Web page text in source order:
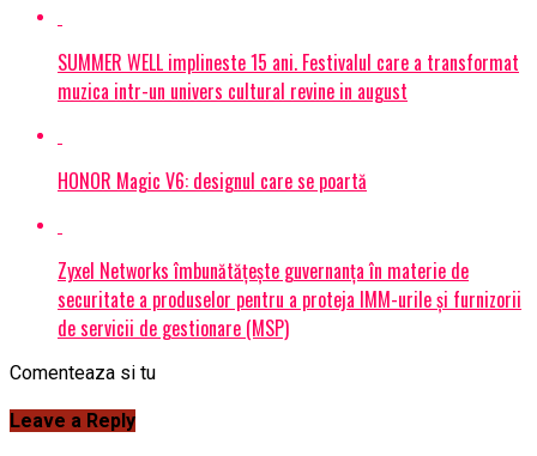
SUMMER WELL implineste 15 ani. Festivalul care a transformat
muzica intr-un univers cultural revine in august
HONOR Magic V6: designul care se poartă
Zyxel Networks îmbunătățește guvernanța în materie de
securitate a produselor pentru a proteja IMM-urile și furnizorii
de servicii de gestionare (MSP)
Comenteaza si tu
Leave a Reply